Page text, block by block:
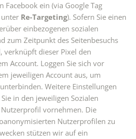
Facebook ein (via Google Tag
unter Re-Targeting). Sofern Sie einen
einbezogenen sozialen
zum Zeitpunkt des Seitenbesuchs
verknüpft dieser Pixel den
Account. Loggen Sie sich vor
jeweiligen Account aus, um
Weitere Einstellungen
in den jeweiligen Sozialen
vornehmen. Die
Nutzerprofilen zu
stützen wir auf ein